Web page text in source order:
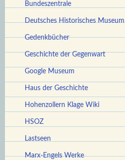
Bundeszentrale
Deutsches Historisches Museum
Gedenkbücher
Geschichte der Gegenwart
Google Museum
Haus der Geschichte
Hohenzollern Klage Wiki
HSOZ
Lastseen
Marx-Engels Werke